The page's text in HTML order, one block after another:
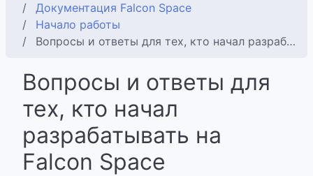
Документация Falcon Space
Начало работы
Вопросы и ответы для тех, кто начал разрабатывать на Falcon Space
Вопросы и ответы для
тех, кто начал
разрабатывать на
Falcon Space